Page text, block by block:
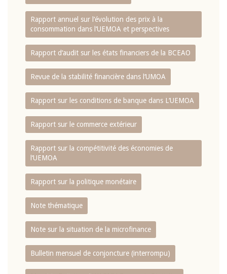
Rapport annuel sur l‘évolution des prix à la
consommation dans l‘UEMOA et perspectives
Rapport d‘audit sur les états financiers de la BCEAO
Revue de la stabilité financière dans l‘UMOA
Rapport sur les conditions de banque dans L‘UEMOA
Rapport sur le commerce extérieur
Rapport sur la compétitivité des économies de
l‘UEMOA
Rapport sur la politique monétaire
Note thématique
Note sur la situation de la microfinance
Bulletin mensuel de conjoncture (interrompu)